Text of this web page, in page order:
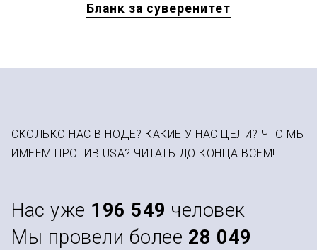
Бланк за суверенитет
СКОЛЬКО НАС В НОДЕ? КАКИЕ У НАС ЦЕЛИ? ЧТО МЫ
ИМЕЕМ ПРОТИВ USA? ЧИТАТЬ ДО КОНЦА ВСЕМ!
Нас уже 196 549 человек
Мы провели более 28 049